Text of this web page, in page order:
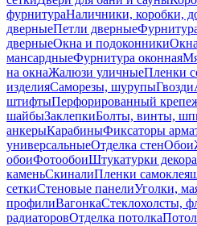
фурнитураНаличники, коробки,
дверныеПетли дверные
дверныеОкна и подоконникиОкна
мансардныеФурнитура оконная
на окнаЖалюзи уличныеПленки
изделияСаморезы, шурупыГвозди
штифтыПерфорированный
шайбыЗаклепкиБолты, винты,
анкерыКарабиныФиксаторы
универсальныеОтделка стенОбои
обоиФотообоиШтукатурки
каменьСкиналиПленки
сеткиСтеновые панелиУголки,
профилиВагонкаСтеклохолсты,
радиаторовОтделка потолка